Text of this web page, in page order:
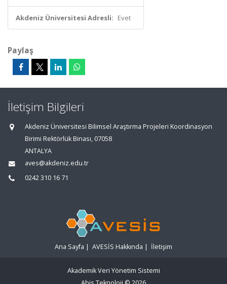
Akdeniz Üniversitesi Adresli: Evet
Paylaş
İletişim Bilgileri
Akdeniz Üniversitesi Bilimsel Araştırma Projeleri Koordinasyon
Birimi Rektörlük Binası, 07058
ANTALYA
aves@akdeniz.edu.tr
0242 310 16 71
Ana Sayfa | AVESİS Hakkında | İletişim
Akademik Veri Yönetim Sistemi